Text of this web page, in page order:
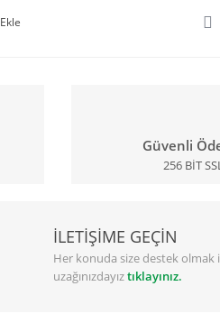
Güvenli
256 BİT
İLETİŞİME GEÇİN
Her konuda size destek olmak
uzağınızdayıztıklayınız.